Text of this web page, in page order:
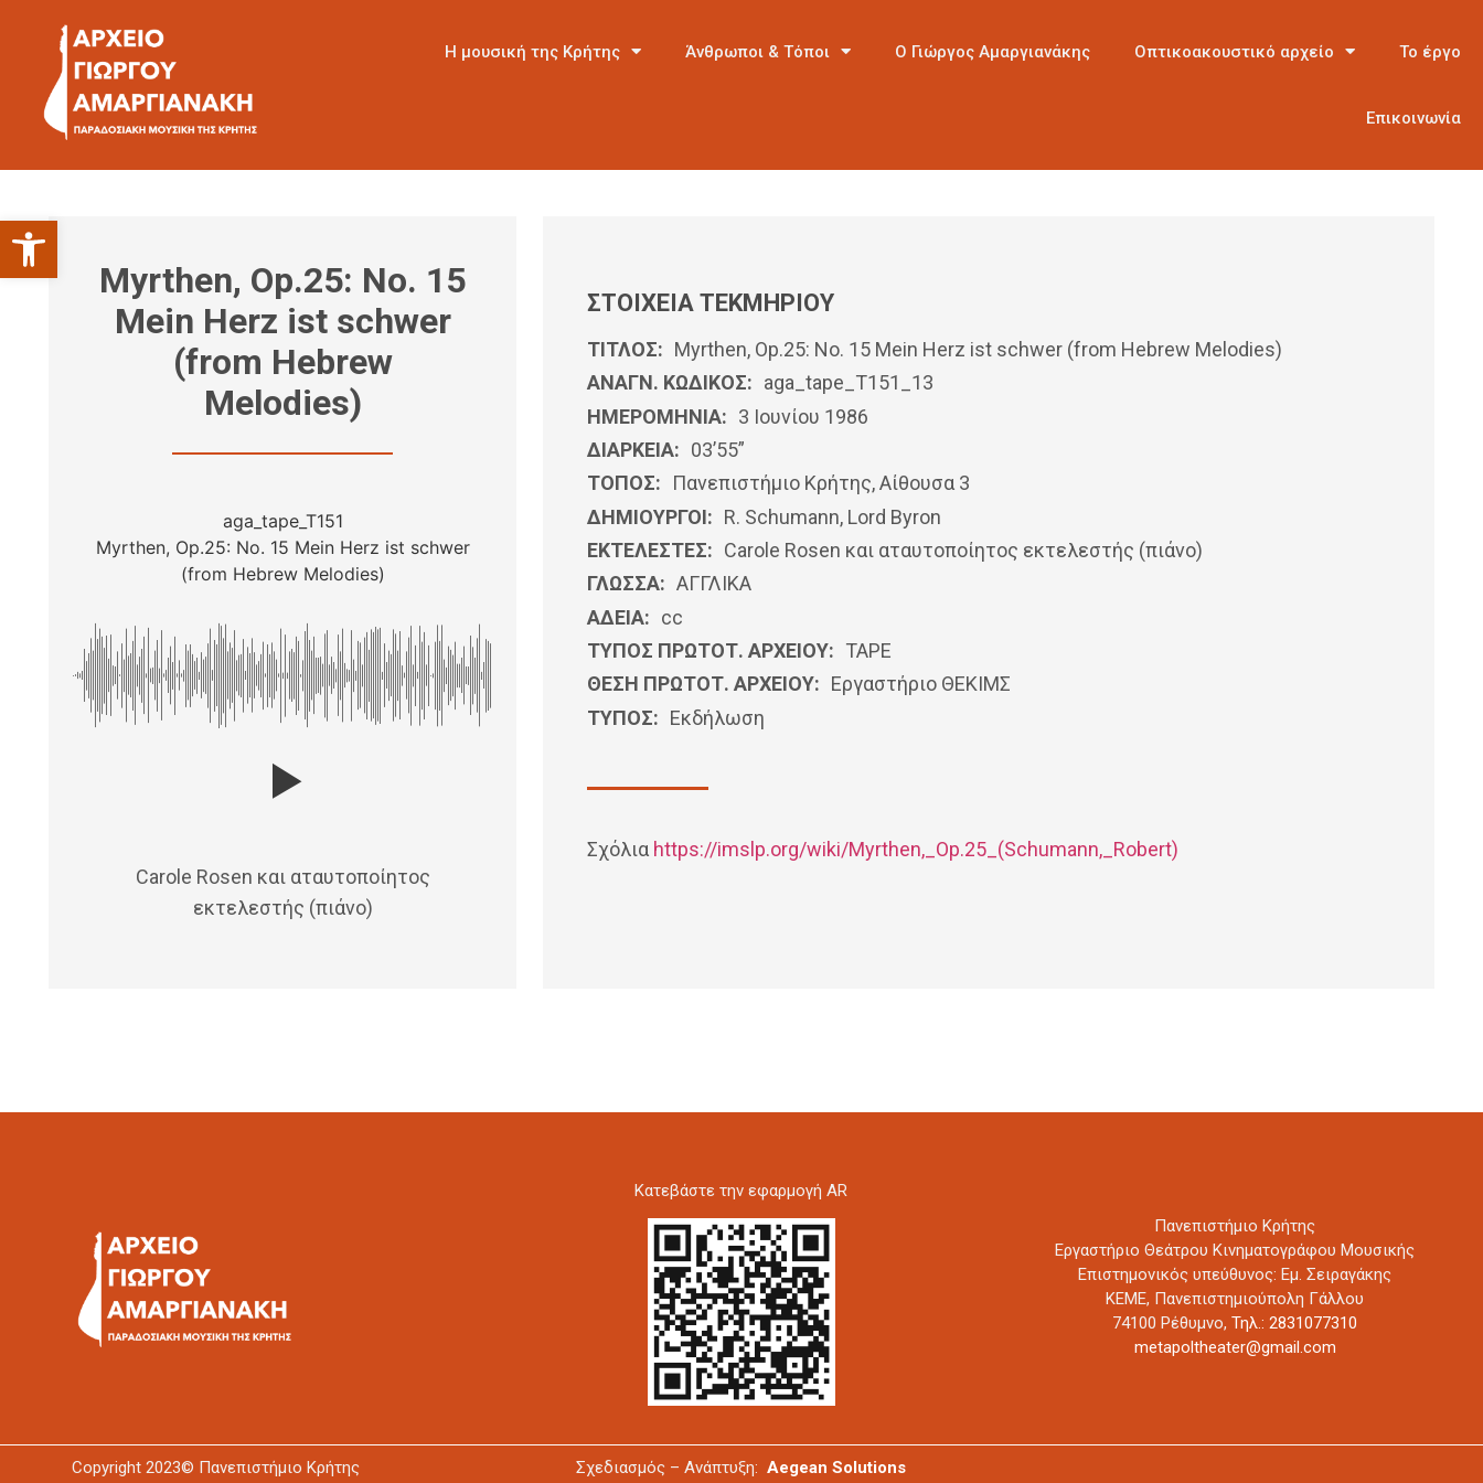
Ανοίξτε τη γραμμή εργαλείων
Η μουσική της Κρήτης Άνθρωποι & Τόποι Ο Γιώργος Αμαργιανάκης Οπτικοακουστικό αρχείο Το έργο
Επικοινωνία
Myrthen, Op.25: No. 15
Mein Herz ist schwer
(from Hebrew
Melodies)
aga_tape_T151
Myrthen, Op.25: No. 15 Mein Herz ist schwer
(from Hebrew Melodies)
Carole Rosen και αταυτοποίητος
εκτελεστής (πιάνο)
ΣΤΟΙΧΕΙΑ ΤΕΚΜΗΡΙΟΥ
ΤΙΤΛΟΣ: Myrthen, Op.25: No. 15 Mein Herz ist schwer (from Hebrew Melodies)
ΑΝΑΓΝ. ΚΩΔΙΚΟΣ: aga_tape_T151_13
ΗΜΕΡΟΜΗΝΊΑ: 3 Ιουνίου 1986
ΔΙΑΡΚΕΙΑ: 03’55”
ΤΟΠΟΣ:
Πανεπιστήμιο Κρήτης, Αίθουσα 3
ΔΗΜΙΟΥΡΓΟΙ: R. Schumann, Lord Byron
ΕΚΤΕΛΕΣΤΕΣ: Carole Rosen και αταυτοποίητος εκτελεστής (πιάνο)
ΓΛΩΣΣΑ: ΑΓΓΛΙΚΆ
ΑΔΕΙΑ: cc
ΤΥΠΟΣ ΠΡΩΤΟΤ. ΑΡΧΕΙΟΥ: ΤΑΡΕ
ΘΕΣΗ ΠΡΩΤΟΤ. ΑΡΧΕΙΟΥ: Εργαστήριο ΘΕΚΙΜΣ
ΤΥΠΟΣ: Εκδήλωση
Σχόλια https://imslp.org/wiki/Myrthen,_Op.25_(Schumann,_Robert)
Kατεβάστε την εφαρμογή AR
Πανεπιστήμιο Κρήτης
Εργαστήριο Θεάτρου Κινηματογράφου Μουσικής
Επιστημονικός υπεύθυνος: Εμ. Σειραγάκης
ΚΕΜΕ, Πανεπιστημιούπολη Γάλλου
74100 Ρέθυμνο,Τηλ.: 2831077310
metapoltheater@gmail.com
Copyright 2023© Πανεπιστήμιο Κρήτης Σχεδιασμός – Ανάπτυξη:Aegean Solutions